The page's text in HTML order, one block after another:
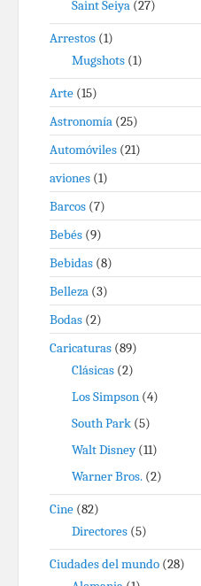
Saint Seiya (27)
Arrestos (1)
Mugshots (1)
Arte (15)
Astronomía (25)
Automóviles (21)
aviones (1)
Barcos (7)
Bebés (9)
Bebidas (8)
Belleza (3)
Bodas (2)
Caricaturas (89)
Clásicas (2)
Los Simpson (4)
South Park (5)
Walt Disney(11)
Warner Bros. (2)
Cine (82)
Directores (5)
Ciudades del mundo (28)